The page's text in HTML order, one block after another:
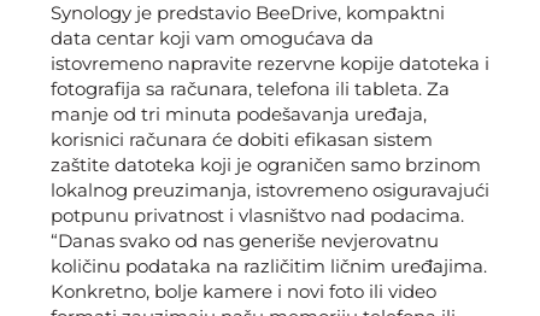
Synology je predstavio BeeDrive, kompaktni
data centar koji vam omogućava da
istovremeno napravite rezervne kopije datoteka i
fotografija sa računara, telefona ili tableta. Za
manje od tri minuta podešavanja uređaja,
korisnici računara će dobiti efikasan sistem
zaštite datoteka koji je ograničen samo brzinom
lokalnog preuzimanja, istovremeno osiguravajući
potpunu privatnost i vlasništvo nad podacima.
“Danas svako od nas generiše nevjerovatnu
količinu podataka na različitim ličnim uređajima.
Konkretno, bolje kamere i novi foto ili video